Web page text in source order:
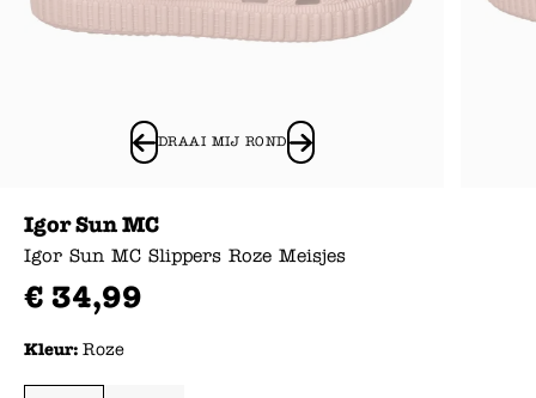
DRAAI MIJ ROND
Igor Sun MC
Igor Sun MC Slippers Roze Meisjes
€ 34,99
Kleur: Roze